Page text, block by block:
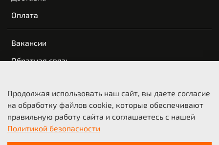
Оплата
Вакансии
Обратная связь
Оферта и политика конфиденциальности
© 2021-2026 KTM Казань | КТМ Новосибирск
Продолжая использовать наш сайт, вы даете согласие
на обработку файлов cookie, которые обеспечивают
правильную работу сайта и соглашаетесь с нашей
Политикой безопасности